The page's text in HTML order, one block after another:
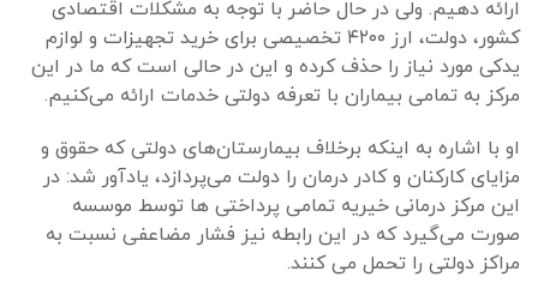
ارائه دهیم. ولی در حال حاضر با توجه به مشکلات اقتصادی
کشور، دولت، ارز ۴۲۰۰ تخصیصی برای خرید تجهیزات و لوازم
یدکی مورد نیاز را حذف کرده و این در حالی است که ما در این
مرکز به تمامی بیماران با تعرفه دولتی خدمات ارائه می‌کنیم.
او با اشاره به اینکه برخلاف بیمارستان‌های دولتی که حقوق و
مزایای کارکنان و کادر درمان را دولت می‌پردازد، یادآور شد: در
این مرکز درمانی خیریه تمامی پرداختی ها توسط موسسه
صورت می‌گیرد که در این رابطه نیز فشار مضاعفی نسبت به
مراکز دولتی را تحمل می کنند.